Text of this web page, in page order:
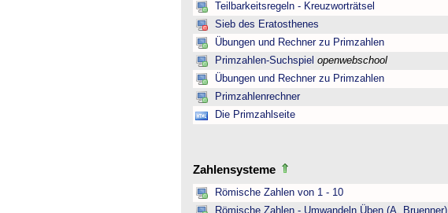
Teilbarkeitsregeln - Kreuzworträtsel
Sieb des Eratosthenes
Übungen und Rechner zu Primzahlen
Primzahlen-Suchspiel openwebschool
Übungen und Rechner zu Primzahlen
Primzahlenrechner
Die Primzahlseite
Zahlensysteme
Römische Zahlen von 1 - 10
Römische Zahlen - Umwandeln Üben (A. Bruenner)